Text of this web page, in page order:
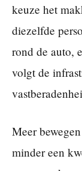
keuze het
diezelfde
rond de auto,
volgt de
Meer
minder een